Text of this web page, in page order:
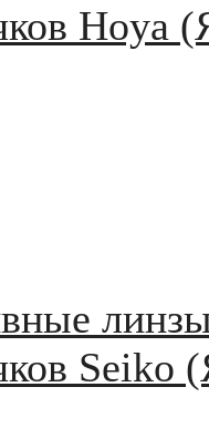
Hoya
Seiko